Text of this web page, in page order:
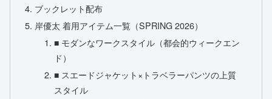
ブックレット配布
岸優太 着用アイテム一覧（SPRING 2026）
■ モダンなワークスタイル（都会的ウィークエン
ド）
■ スエードジャケット×トラベラーパンツの上質
スタイル